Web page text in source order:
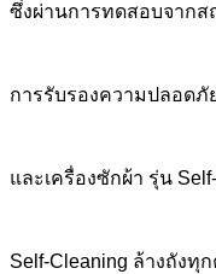
ซึ่งผ่านการทดสอบจากส
การรับรองความปลอดภั
และเครื่องซักผ้า รุ่น
Self-Cleaning ล้างถังทุ